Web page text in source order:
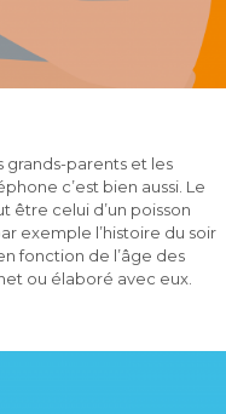
grands-parents et les
c’est bien aussi. Le
être celui d’un poisson
exemple l’histoire du soir
fonction de l’âge des
ou élaboré avec eux.